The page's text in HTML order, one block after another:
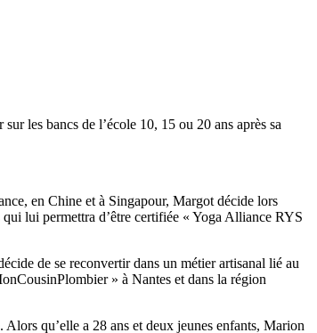
les bancs de l’école 10, 15 ou 20 ans après sa
en Chine et à Singapour, Margot décide lors
lui permettra d’être certifiée « Yoga Alliance RYS
de se reconvertir dans un métier artisanal lié au
» à Nantes et dans la région
qu’elle a 28 ans et deux jeunes enfants, Marion